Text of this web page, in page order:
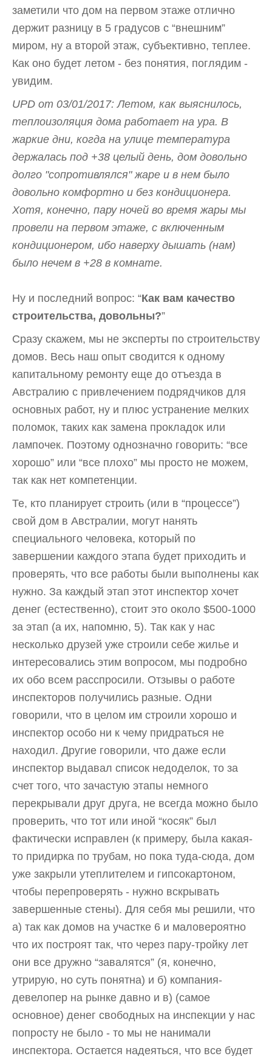
заметили что дом на первом этаже отлично
держит разницу в 5 градусов с “внешним”
миром, ну а второй этаж, субъективно, теплее.
Как оно будет летом - без понятия, поглядим -
увидим.
UPD от 03/01/2017: Летом, как выяснилось,
теплоизоляция дома работает на ура. В
жаркие дни, когда на улице температура
держалась под +38 целый день, дом довольно
долго "сопротивлялся" жаре и в нем было
довольно комфортно и без кондиционера.
Хотя, конечно, пару ночей во время жары мы
провели на первом этаже, с включенным
кондиционером, ибо наверху дышать (нам)
было нечем в +28 в комнате.
Ну и последний вопрос: “Как вам качество
строительства, довольны?”
Сразу скажем, мы не эксперты по строительству
домов. Весь наш опыт сводится к одному
капитальному ремонту еще до отъезда в
Австралию с привлечением подрядчиков для
основных работ, ну и плюс устранение мелких
поломок, таких как замена прокладок или
лампочек. Поэтому однозначно говорить: “все
хорошо” или “все плохо” мы просто не можем,
так как нет компетенции.
Те, кто планирует строить (или в “процессе”)
свой дом в Австралии, могут нанять
специального человека, который по
завершении каждого этапа будет приходить и
проверять, что все работы были выполнены как
нужно. За каждый этап этот инспектор хочет
денег (естественно), стоит это около $500-1000
за этап (а их, напомню, 5). Так как у нас
несколько друзей уже строили себе жилье и
интересовались этим вопросом, мы подробно
их обо всем расспросили. Отзывы о работе
инспекторов получились разные. Одни
говорили, что в целом им строили хорошо и
инспектор особо ни к чему придраться не
находил. Другие говорили, что даже если
инспектор выдавал список недоделок, то за
счет того, что зачастую этапы немного
перекрывали друг друга, не всегда можно было
проверить, что тот или иной “косяк” был
фактически исправлен (к примеру, была какая-
то придирка по трубам, но пока туда-сюда, дом
уже закрыли утеплителем и гипсокартоном,
чтобы перепроверять - нужно вскрывать
завершенные стены). Для себя мы решили, что
а) так как домов на участке 6 и маловероятно
что их построят так, что через пару-тройку лет
они все дружно “завалятся” (я, конечно,
утрирую, но суть понятна) и б) компания-
девелопер на рынке давно и в) (самое
основное) денег свободных на инспекции у нас
попросту не было - то мы не нанимали
инспектора. Остается надеяться, что все будет